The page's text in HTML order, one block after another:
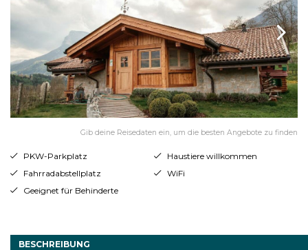
Gib deine Reisedaten ein, um die besten Angebote zu finden
PKW-Parkplatz
Haustiere willkommen
Fahrradabstellplatz
WiFi
Geeignet für Behinderte
BESCHREIBUNG